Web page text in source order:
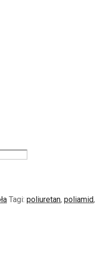
Tagi: poliuretan, poliamid,